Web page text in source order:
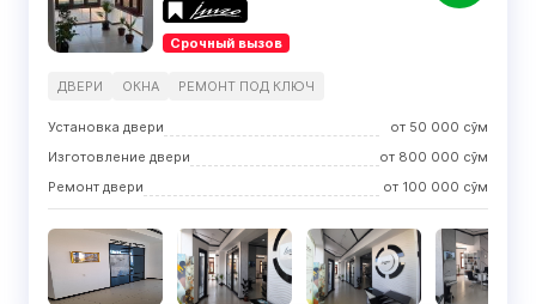
Срочный вызов
ДВЕРИ ОКНА РЕМОНТ ПОД КЛЮЧ
Установка двери от 50 000 сўм
Изготовление двери
от 800 000 сўм
Ремонт двери
от 100 000 сўм